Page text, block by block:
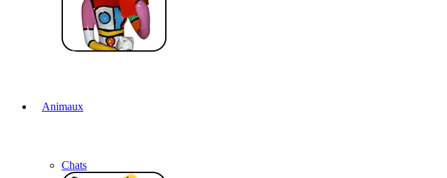
Animaux
Chats